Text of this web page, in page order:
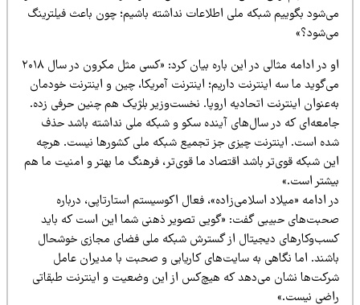
بگوییم شبکه ملی اطلاعات نداشته باشیم؛ چون باعث فیلترینگ
او در ادامه مثالی در این باره بیان کرد: «کسی مثل مکرون در سال ۲۰۱۸
ما سه اینترنت داریم؛ اینترنت آمریکا، چین و اینترنت خودمان
اینترنت اتحادیه اروپا. نخست‌وزیر بلژیک هم چنین حرفی زده.
که در سال‌های آینده سکو و شبکه ملی نداشته باشد حذف
است. اینترنت چیزی جز تجمیع شبکه ملی کشورها نیست. هرچه
شبکه قوی‌تر باشد اقتصاد ما قوی‌تر، فرهنگ ما بهتر و امنیت ما هم
است.»
ادامه «میلاد اسلامی‌زاده»، فعال اکوسیستم استارتاپی، درباره
حبیبی گفت: «گویی تصویر ذهنی شما این است که باید
دیجیتال از گسترش شبکه ملی فضای مجازی خوشحال
اما نگاهی به سایت‌های کاریابی و صحبت با مدیران عامل
نشان می‌دهد که هیچ‌کس از این وضعیت و اینترنت طبقاتی
نیست.»